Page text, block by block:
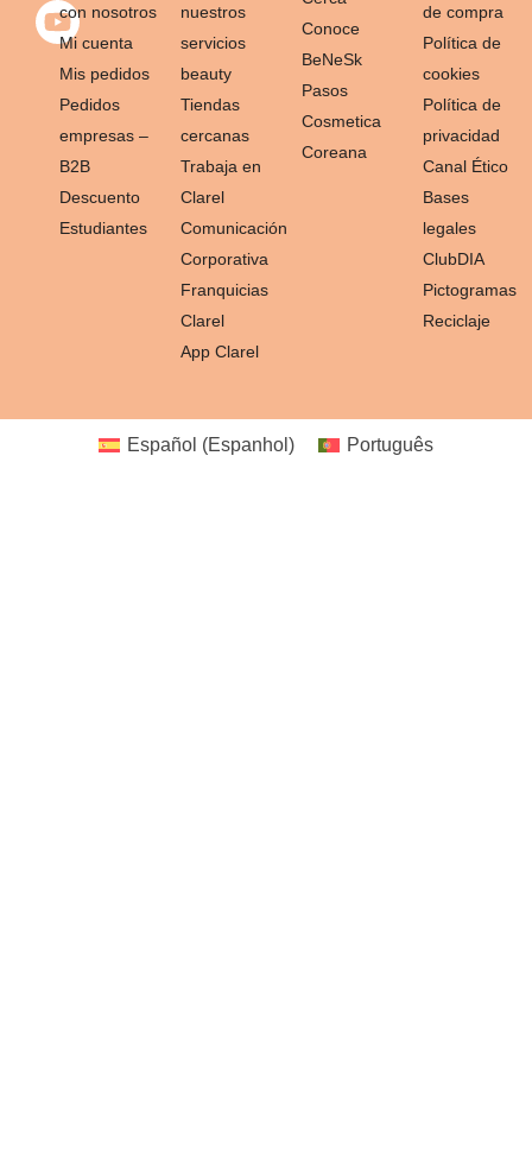
con nosotros
Mi cuenta
Mis pedidos
Pedidos
empresas –
B2B
Descuento
Estudiantes
nuestros
servicios
beauty
Tiendas
cercanas
Trabaja en
Clarel
Comunicación
Corporativa
Franquicias
Clarel
App Clarel
Conoce
BeNeSk
Pasos
Cosmetica
Coreana
de compra
Política de
cookies
Política de
privacidad
Canal Ético
Bases
legales
ClubDIA
Pictogramas
Reciclaje
Español (Espanhol ) Português